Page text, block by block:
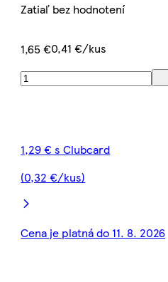
Zatiaľ bez hodnotení
1,65 €0,41 €/kus
1,29 € s Clubcard
(0,32 €/kus)
Cena je platná do 11. 8. 2026